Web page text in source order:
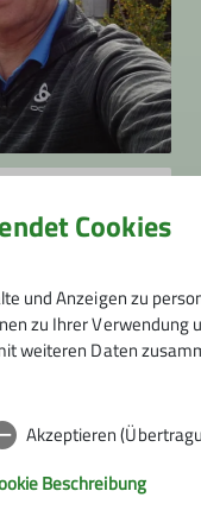
Cookies
und Anzeigen zu
zu Ihrer Verwendung
weiteren Daten
Akzeptieren
Beschreibung